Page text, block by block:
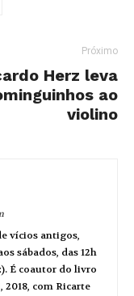
Próximo
Herz leva
ao
violino
vícios antigos,
sábados, das 12h
É coautor do livro
com Ricarte